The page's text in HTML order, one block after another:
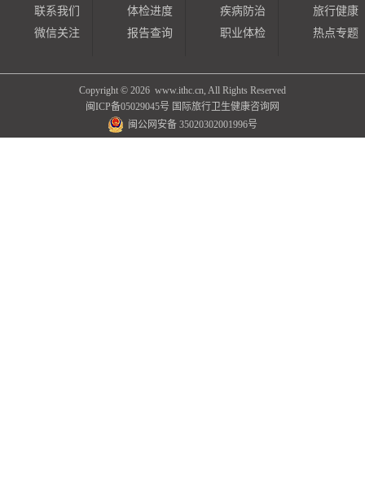
联系我们
微信关注
体检进度
报告查询
疾病防治
职业体检
旅行健康
热点专题
Copyright © 2026 www.ithc.cn, All Rights Reserved
闽ICP备05029045号 国际旅行卫生健康咨询网
闽公网安备 35020302001996号